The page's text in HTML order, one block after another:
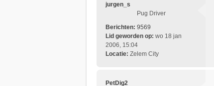
jurgen_s
Pug Driver
Berichten: 9569
Lid geworden op: wo 18 jan
2006, 15:04
Locatie: Zelem City
PetDig2